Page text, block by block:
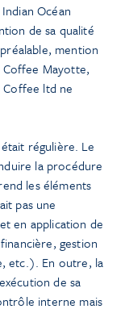
Océan
de sa qualité
mention
Coffee Mayotte,
Coffee ltd ne
régulière. Le
la procédure
les éléments
pas une
en application de
gestion
etc.). En outre, la
de sa
interne mais